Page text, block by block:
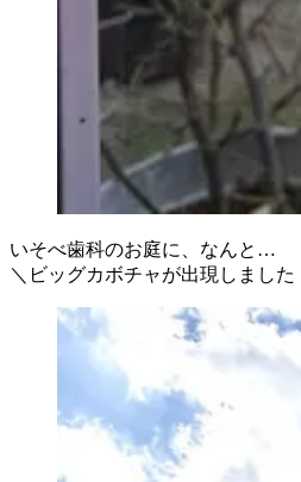
いそべ歯科のお庭に、なんと…
＼ビッグカボチャが出現しました